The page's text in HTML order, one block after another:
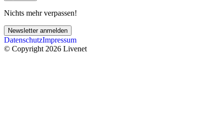
Nichts mehr verpassen!
Newsletter anmelden
DatenschutzImpressum
© Copyright 2026 Livenet